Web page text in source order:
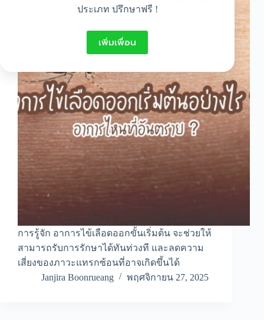
ประเภท ปรึกษาฟรี !
เพิ่มเพื่อน
การรู้จัก อาการไข้เลือดออกขั้นเริ่มต้น จะช่วยให้
สามารถรับการรักษาได้ทันท่วงที และลดความ
เสี่ยงของภาวะแทรกซ้อนที่อาจเกิดขึ้นได้
Janjira Boonrueang
พฤศจิกายน 27, 2025